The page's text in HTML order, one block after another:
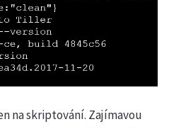
na skriptování. Zajímavou